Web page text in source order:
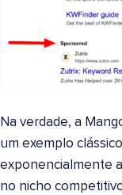
Na verdade, a
um exemplo
exponencialmente
no nicho